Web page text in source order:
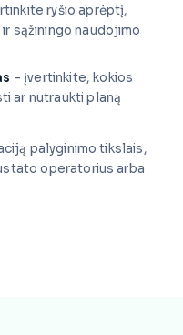
ryšio aprėptį,
sąžiningo naudojimo
– įvertinkite, kokios
ar nutraukti planą
palyginimo tikslais,
operatorius arba